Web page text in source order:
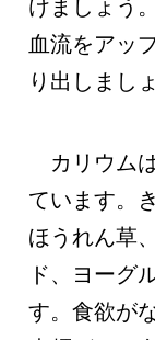
けましょう
血流をアッ
り出しまし
カリウム
ています。
ほうれん草
ド、ヨーグ
す。食欲が